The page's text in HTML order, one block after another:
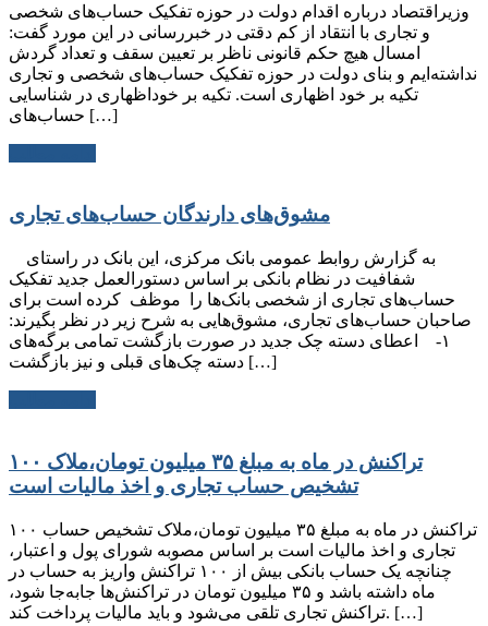
وزیراقتصاد درباره اقدام دولت در حوزه تفکیک حساب‌های شخصی
و تجاری با انتقاد از کم دقتی در خبررسانی در این مورد گفت:
امسال هیچ حکم قانونی ناظر بر تعیین سقف و تعداد گردش
نداشته‌ایم و بنای دولت در حوزه تفکیک حساب‌های شخصی و تجاری
تکیه بر خود اظهاری است. تکیه بر خوداظهاری در شناسایی
حساب‌های […]
مشوق‌های دارندگان حساب‌های تجاری
شفافیت در نظام بانکی بر اساس دستورالعمل جدید تفکیک
حساب‌های تجاری از شخصی بانک‌ها را موظف کرده است برای
صاحبان حساب‌های تجاری، مشوق‌هایی به شرح زیر در نظر بگیرند:
۱- اعطای دسته چک جدید در صورت بازگشت تمامی برگه‌های
دسته چک‌های قبلی و نیز بازگشت […]
۱۰۰ تراکنش در ماه به مبلغ ۳۵ میلیون تومان،ملاک
تشخیص حساب تجاری و اخذ مالیات است
۱۰۰ تراکنش در ماه به مبلغ ۳۵ میلیون تومان،ملاک تشخیص حساب
تجاری و اخذ مالیات است بر اساس مصوبه شورای پول و اعتبار،
چنانچه یک حساب بانکی بیش از ۱۰۰ تراکنش واریز به حساب در
ماه داشته باشد و ۳۵ میلیون تومان در تراکنش‌ها جابه‌جا شود،
تراکنش تجاری تلقی می‌شود و باید مالیات پرداخت کند. […]